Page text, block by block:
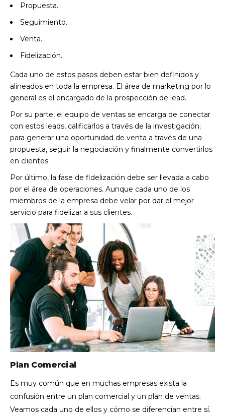
Propuesta.
Seguimiento.
Venta.
Fidelización.
Cada uno de estos pasos deben estar bien definidos y
alineados en toda la empresa. El área de marketing por lo
general es el encargado de la prospección de lead.
Por su parte, el equipo de ventas se encarga de conectar
con estos leads, calificarlos a través de la investigación;
para generar una oportunidad de venta a través de una
propuesta, seguir la negociación y finalmente convertirlos
en clientes.
Por último, la fase de fidelización debe ser llevada a cabo
por el área de operaciones. Aunque cada uno de los
miembros de la empresa debe velar por dar el mejor
servicio para fidelizar a sus clientes.
Plan Comercial
Es muy común que en muchas empresas exista la
confusión entre un plan comercial y un plan de ventas.
Veamos cada uno de ellos y cómo se diferencian entre sí.